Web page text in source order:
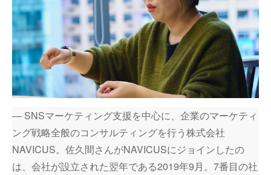
― SNSマーケティング支援を中心に、企業のマーケティ
ング戦略全般のコンサルティングを行う株式会社
NAVICUS。佐久間さんがNAVICUSにジョインしたの
は、会社が設立された翌年である2019年9月。7番目の社